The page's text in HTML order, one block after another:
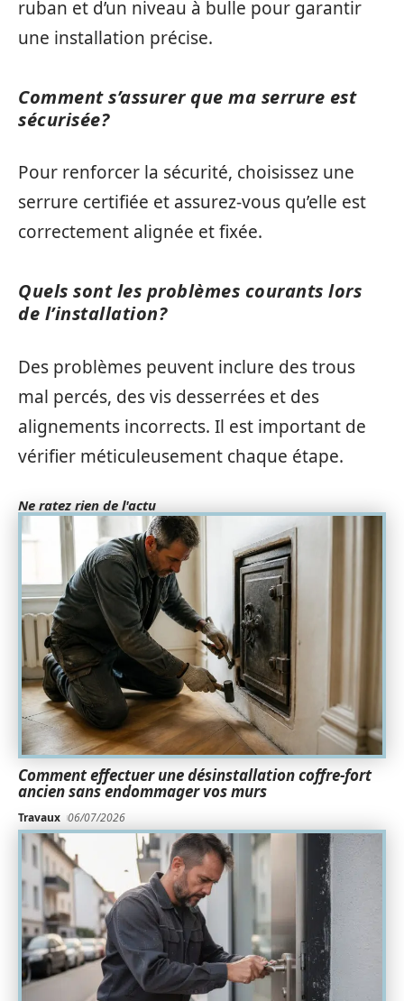
ruban et d’un niveau à bulle pour garantir
une installation précise.
Comment s’assurer que ma serrure est
sécurisée?
Pour renforcer la sécurité, choisissez une
serrure certifiée et assurez-vous qu’elle est
correctement alignée et fixée.
Quels sont les problèmes courants lors
de l’installation?
Des problèmes peuvent inclure des trous
mal percés, des vis desserrées et des
alignements incorrects. Il est important de
vérifier méticuleusement chaque étape.
Ne ratez rien de l'actu
Comment effectuer une désinstallation coffre-fort
ancien sans endommager vos murs
Travaux 06/07/2026